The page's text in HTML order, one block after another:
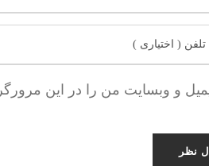
و وبسایت من را در این